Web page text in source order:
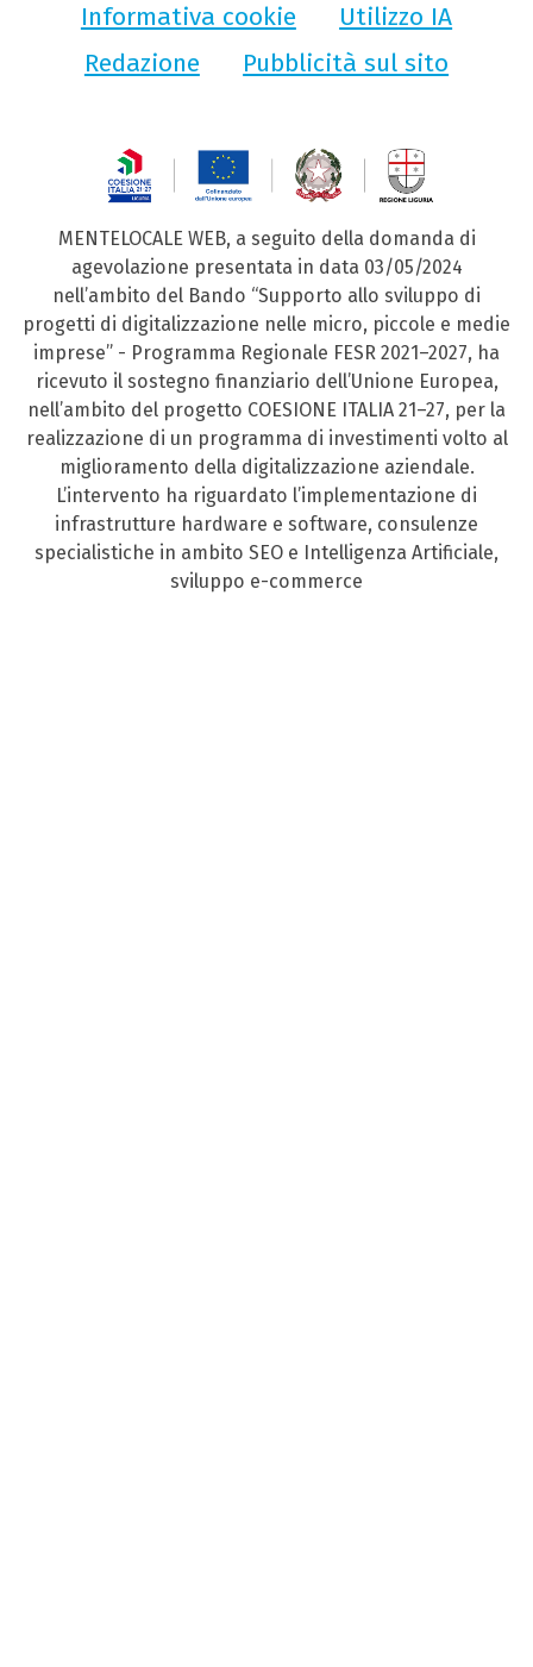
Informativa cookie
Utilizzo IA
Redazione
Pubblicità sul sito
MENTELOCALE WEB, a seguito della domanda di
agevolazione presentata in data 03/05/2024
nell’ambito del Bando “Supporto allo sviluppo di
progetti di digitalizzazione nelle micro, piccole e medie
imprese” - Programma Regionale FESR 2021–2027, ha
ricevuto il sostegno finanziario dell’Unione Europea,
nell’ambito del progetto COESIONE ITALIA 21–27, per la
realizzazione di un programma di investimenti volto al
miglioramento della digitalizzazione aziendale.
L’intervento ha riguardato l’implementazione di
infrastrutture hardware e software, consulenze
specialistiche in ambito SEO e Intelligenza Artificiale,
sviluppo e-commerce